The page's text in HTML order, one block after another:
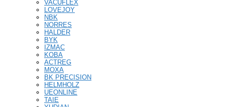
VACUFLEX
LOVEJOY
NBK
NORRES
HALDER
BYK
IZMAC
KOBA
ACTREG
MOXA
BK PRECISION
HELMHOLZ
UEONLINE
TAIE